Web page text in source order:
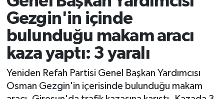
Gezgin'in içinde
bulunduğu makam aracı
kaza yaptı: 3 yaralı
Yeniden Refah Partisi Genel Başkan Yardımcısı
Osman Gezgin'in içerisinde bulunduğu makam
Ekonomi
Sağlık
Tokat Haber